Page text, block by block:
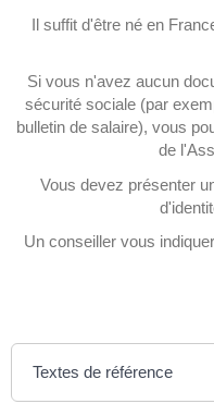
Il suffit d'être né en
Si vous n'avez aucun
sécurité sociale (par
bulletin de salaire), vous
de
Vous devez présenter
Un conseiller vous
Textes de référence